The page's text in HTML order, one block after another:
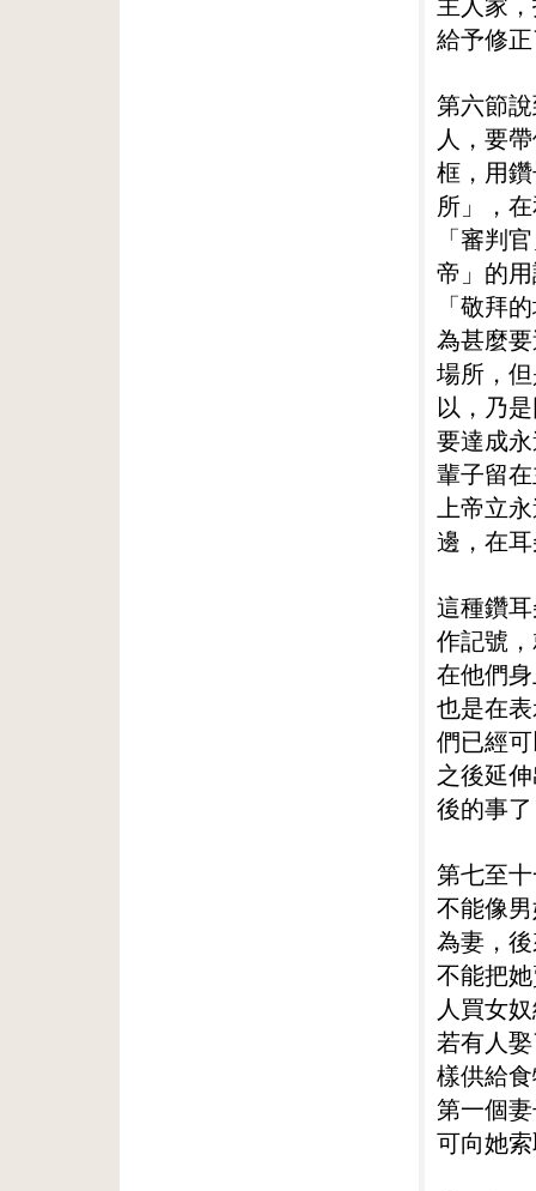
給予修
第六節
人，要
框，用
所」，
「審判
帝」的
「敬拜
為甚麼
場所，
以，乃
要達成
輩子留
上帝立
邊，在
這種鑽
作記號
在他們
也是在
們已經
之後延
後的事
第七至
不能像
為妻，
不能把
人買女
若有人
樣供給
第一個
可向她